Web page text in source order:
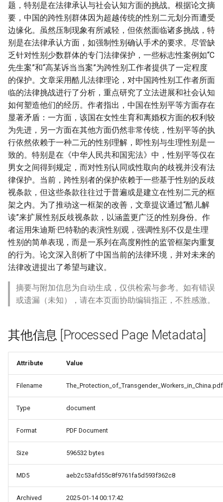
题，特别是在法律承认与社会认知方面的挑战。根据论文摘
要，中国的跨性别群体因为超越传统的性别二元划分而遭受
边缘化。虽然压制现象有所减轻，但依然面临诸多挑战，特
别是在法律承认方面，如强制性别确认手术的要求。尽管缺
乏针对性别少数群体的专门法律保护，一些标志性案例如“C
先生案”和“高某诉当当案”为跨性别工作者提供了一定程度
的保护。文章采用酷儿法律理论，对中国跨性别工作者所面
临的法律挑战进行了分析，重点研究了立法进展和社会认知
如何塑造他们的经历。作者指出，中国在性别平等方面存在
显著矛盾：一方面，该国在女性生育和离婚权方面的权利较
为先进，另一方面在其他方面仍然非常传统，性别平等的执
行依然依赖于一种二元的性别理解，即性别与生理性别是一
致的。特别是在《中华人民共和国宪法》中，性别平等仅在
男女之间得到规定，而对性别认同或性取向的歧视并没有法
律保护。当前，跨性别者的保护依赖于一些基于性别的反歧
视条款，但这些条款往往过于普遍或是建立在性别二元的框
架之内。为了推动这一框架的改善，文章提议通过“酷儿解
读”来扩展性别反歧视条款，以涵盖更广泛的性别身份。作
者运用朱迪斯·巴特勒的表演性别观，强调性别不仅是生理
性别的简单表现，而是一系列在高度刚性的监管框架内重复
的行为。论文深入剖析了中国当前的法律环境，并对未来的
法律改进提出了希望与建议。
摘要与附加信息为自动生成，仅供检索与参考。如有错误
或遗漏（未知），请在本页面协助编辑指正，不胜感激。
其他信息 [Processed Page Metadata]
Attribute Value
Filename The_Protection_of_Transgender_Workers_in_China.pdf
Type document
Format PDF Document
Size 596532 bytes
MD5 aeb2c53afd55c8f9761fa5d593f362c8
Archived
2025-01-14 00:17:42